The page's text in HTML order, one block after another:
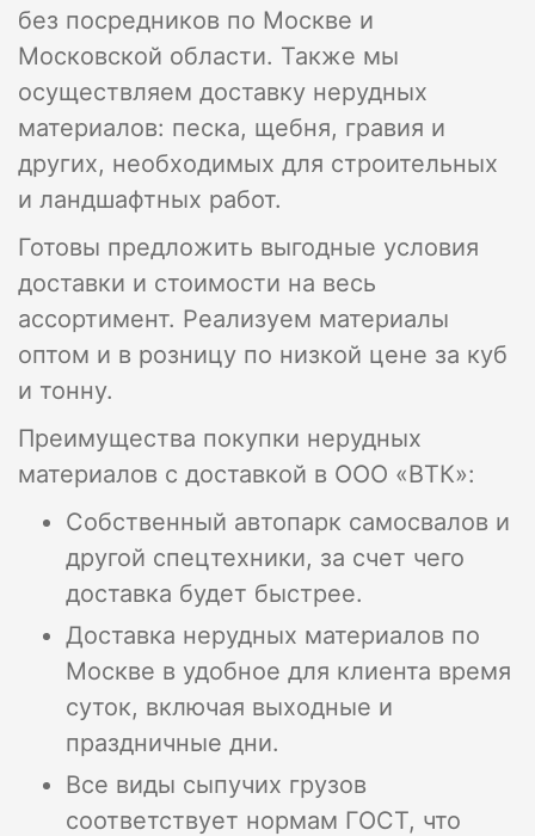
без посредников по Москве и
Московской области. Также мы
осуществляем доставку нерудных
материалов: песка, щебня, гравия и
других, необходимых для строительных
и ландшафтных работ.
Готовы предложить выгодные условия
доставки и стоимости на весь
ассортимент. Реализуем материалы
оптом и в розницу по низкой цене за куб
и тонну.
Преимущества покупки нерудных
материалов с доставкой в ООО «ВТК»:
Собственный автопарк самосвалов и
другой спецтехники, за счет чего
доставка будет быстрее.
Доставка нерудных материалов по
Москве в удобное для клиента время
суток, включая выходные и
праздничные дни.
Все виды сыпучих грузов
соответствует нормам ГОСТ, что